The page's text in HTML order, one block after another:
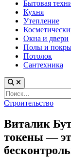
Бытовая
Кухня
Утепление
Окна и двери
Полы и
Потолок
Сантехника
Найти:
Опубликовано
Строительство
Виталик
токены —